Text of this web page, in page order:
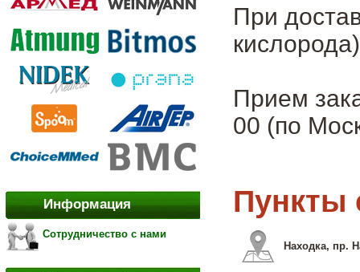
Информация
Сотрудничество с нами
При
Прием
00 (по
Пункты
Находка, пр.